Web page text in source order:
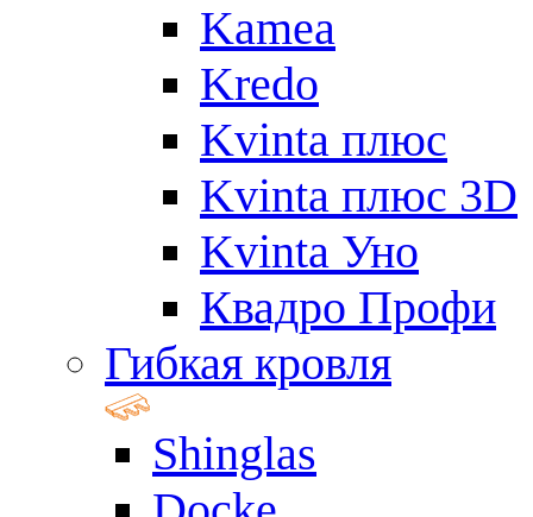
Kamea
Kredo
Kvinta плюс
Kvinta плюс 3D
Kvinta Уно
Квадро Профи
Гибкая кровля
Shinglas